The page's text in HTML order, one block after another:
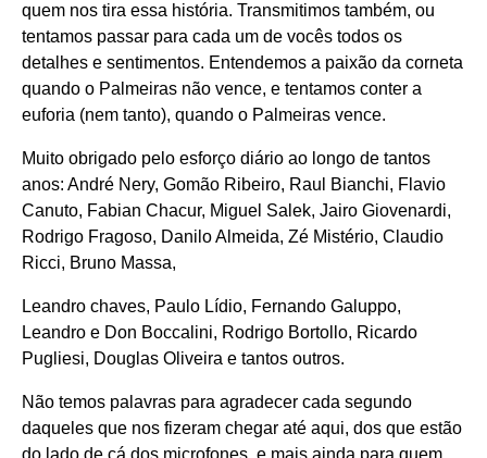
quem nos tira essa história. Transmitimos também, ou
tentamos passar para cada um de vocês todos os
detalhes e sentimentos. Entendemos a paixão da corneta
quando o Palmeiras não vence, e tentamos conter a
euforia (nem tanto), quando o Palmeiras vence.
Muito obrigado pelo esforço diário ao longo de tantos
anos: André Nery, Gomão Ribeiro, Raul Bianchi, Flavio
Canuto, Fabian Chacur, Miguel Salek, Jairo Giovenardi,
Rodrigo Fragoso, Danilo Almeida, Zé Mistério, Claudio
Ricci, Bruno Massa,
Leandro chaves, Paulo Lídio, Fernando Galuppo,
Leandro e Don Boccalini, Rodrigo Bortollo, Ricardo
Pugliesi, Douglas Oliveira e tantos outros.
Não temos palavras para agradecer cada segundo
daqueles que nos fizeram chegar até aqui, dos que estão